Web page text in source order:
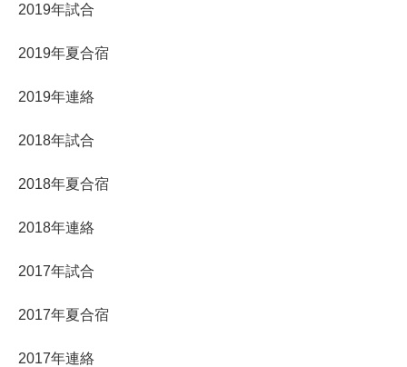
2019年試合
2019年夏合宿
2019年連絡
2018年試合
2018年夏合宿
2018年連絡
2017年試合
2017年夏合宿
2017年連絡